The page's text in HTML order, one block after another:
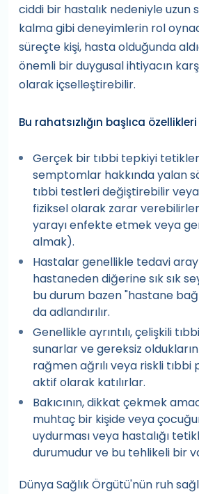
ciddi bir hastalık nedeniyle uzun
kalma gibi deneyimlerin rol
süreçte kişi, hasta olduğunda
önemli bir duygusal ihtiyacın
olarak içselleştirebilir.
Bu rahatsızlığın başlıca
Gerçek bir tıbbi tepkiyi
semptomlar hakkında yalan
tıbbi testleri değiştirebilir
fiziksel olarak zarar
yarayı enfekte etmek veya
almak).
Hastalar genellikle tedavi
hastaneden diğerine sık sık
bu durum bazen "hastane
da adlandırılır.
Genellikle ayrıntılı, çelişkili
sunarlar ve gereksiz
rağmen ağrılı veya riskli
aktif olarak katılırlar.
Bakıcının, dikkat çekmek
muhtaç bir kişide veya
uydurması veya hastalığı
durumudur ve bu tehlikeli bir
Dünya Sağlık Örgütü'nün ruh